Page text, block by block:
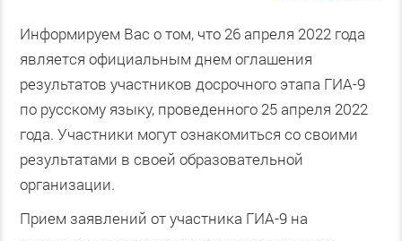
Информируем Вас о том, что 26 апреля 2022 года
является официальным днем оглашения
результатов участников досрочного этапа ГИА-9
по русскому языку, проведенного 25 апреля 2022
года. Участники могут ознакомиться со своими
результатами в своей образовательной
организации.
Прием заявлений от участника ГИА-9 на